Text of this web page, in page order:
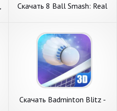
Скачать 8 Ball Smash: Real
Скачать Badminton Blitz -